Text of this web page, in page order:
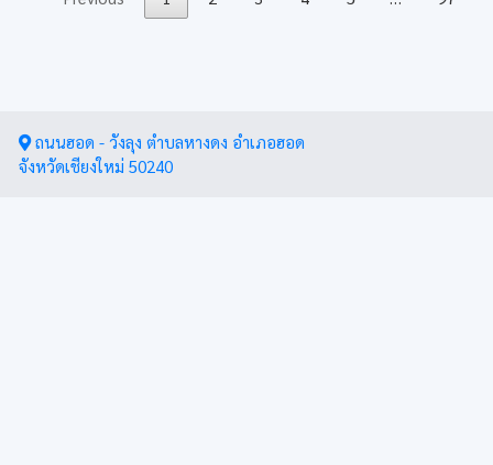
ถนนฮอด - วังลุง ตำบลหางดง อำเภอฮอด
จังหวัดเชียงใหม่ 50240